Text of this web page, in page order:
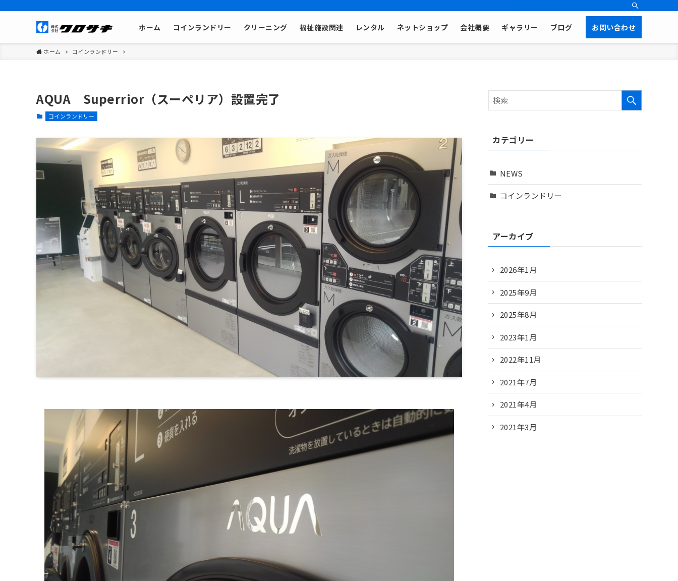
ホーム コインランドリー クリーニング 福祉施設関連 レンタル ネットショップ 会社概要 ギャラリー ブログ お問い合わせ
ホーム コインランドリー
AQUA Superrior（スーペリア）設置完了
コインランドリー
カテゴリー
NEWS
コインランドリー
アーカイブ
2026年1月
2025年9月
2025年8月
2023年1月
2022年11月
2021年7月
2021年4月
2021年3月